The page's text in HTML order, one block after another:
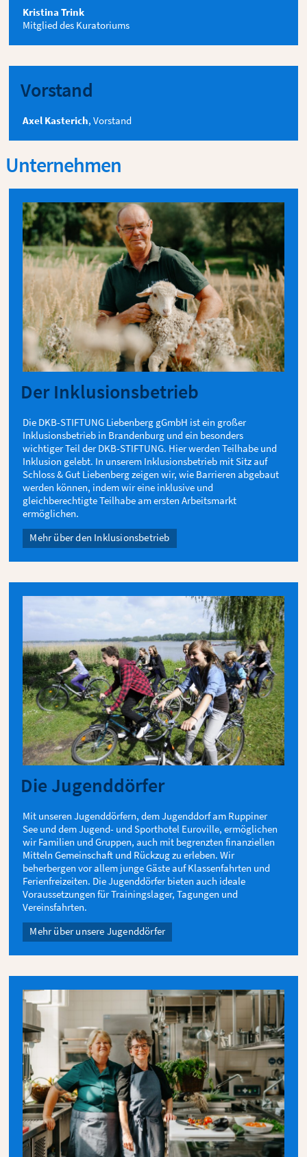
Kristina Trink
Mitglied des Kuratoriums
Vorstand
Axel Kasterich, Vorstand
Unternehmen
Der Inklusionsbetrieb
Die DKB-STIFTUNG Liebenberg gGmbH ist ein großer
Inklusionsbetrieb in Brandenburg und ein besonders
wichtiger Teil der DKB-STIFTUNG. Hier werden Teilhabe und
Inklusion gelebt. In unserem Inklusionsbetrieb mit Sitz auf
Schloss & Gut Liebenberg zeigen wir, wie Barrieren abgebaut
werden können, indem wir eine inklusive und
gleichberechtigte Teilhabe am ersten Arbeitsmarkt
ermöglichen.
Mehr über den Inklusionsbetrieb
Die Jugenddörfer
Mit unseren Jugenddörfern, dem Jugenddorf am Ruppiner
See und dem Jugend- und Sporthotel Euroville, ermöglichen
wir Familien und Gruppen, auch mit begrenzten finanziellen
Mitteln Gemeinschaft und Rückzug zu erleben. Wir
beherbergen vor allem junge Gäste auf Klassenfahrten und
Ferienfreizeiten. Die Jugenddörfer bieten auch ideale
Voraussetzungen für Trainingslager, Tagungen und
Vereinsfahrten.
Mehr über unsere Jugenddörfer